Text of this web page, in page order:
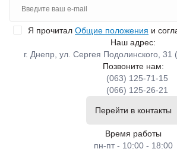
Я прочитал Общие положения и
Наш адрес:
г. Днепр, ул. Сергея Подолинского, 31
Позвоните нам:
(063) 125-71-15
(066) 125-26-21
Перейти в контакты
Время работы
пн-пт - 10:00 - 18:00